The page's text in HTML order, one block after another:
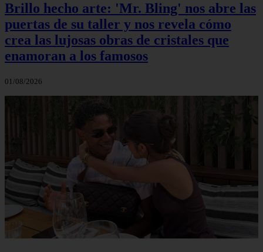
Brillo hecho arte: 'Mr. Bling' nos abre las
puertas de su taller y nos revela cómo
crea las lujosas obras de cristales que
enamoran a los famosos
01/08/2026